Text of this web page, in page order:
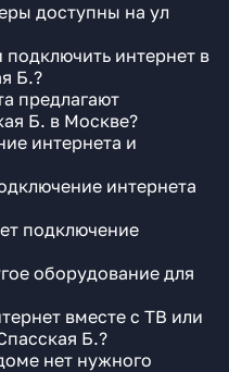
доступны на ул
интернет в
Б.?
предлагают
Б. в Москве?
интернета и
интернета
подключение
оборудование для
вместе с ТВ или
Б.?
нет нужного